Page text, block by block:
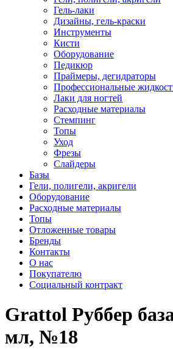
Гель-лаки
Дизайны, гель-краски
Инструменты
Кисти
Оборудование
Педикюр
Праймеры, дегидраторы
Профессиональные
Лаки для ногтей
Расходные материалы
Стемпинг
Топы
Уход
Фрезы
Слайдеры
Базы
Гели, полигели, акригели
Оборудование
Расходные материалы
Топы
Отложенные товары
Бренды
Контакты
О нас
Покупателю
Социальный контракт
Grattol Руббер
мл, №18